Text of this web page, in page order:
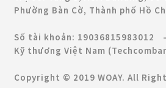
Phường Bàn Cờ, Thành phố Hồ
Số tài khoản: 19036815983012 -
Kỹ thương Việt Nam
Copyright © 2019 WOAY. All